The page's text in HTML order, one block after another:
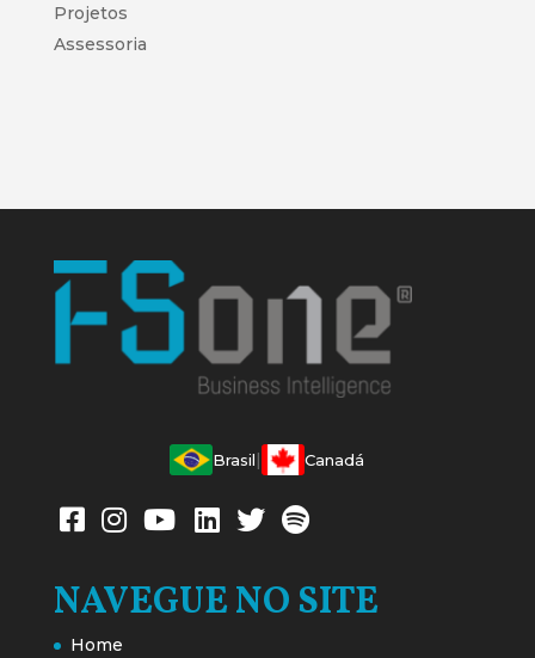
Projetos
Assessoria
Brasil| Canadá
NAVEGUE NO SITE
Home